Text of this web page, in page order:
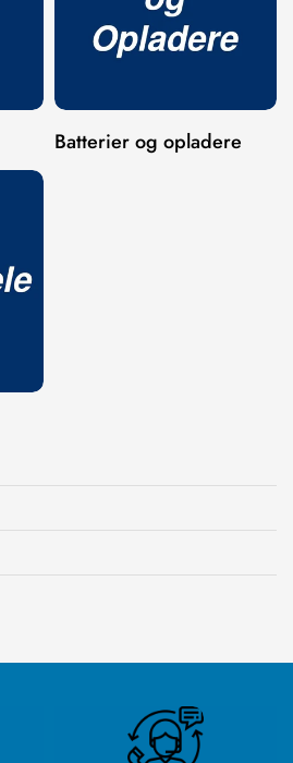
Batterier og opladere